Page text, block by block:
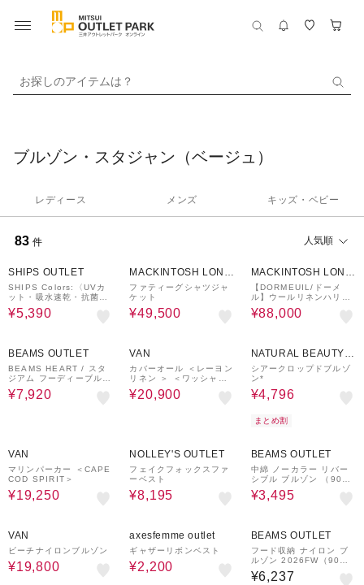
お探しのアイテムは？
ブルゾン・スタジャン（ベージュ）
レディース メンズ キッズ・ベビー
83 件 人気順
SHIPS OUTLET
SHIPS Colors:〈UVカ
ット・吸水速乾・抗菌防
臭〉サーパスウェーブ パ
ーカー◇
¥5,390
MACKINTOSH LOND
ON
ファティーグシャツジャ
ケット
¥49,500
MACKINTOSH LOND
ON
【DORMEUIL/ドーメ
ル】ウールリネンハリン
トンジャケット
¥88,000
BEAMS OUTLET
BEAMS HEART / スタ
ジアム フーディーブルゾ
ン
¥7,920
VAN
カバーオール ＜レーヨン
リネン ＞ ＜ワッシャー
加工 ＞
¥20,900
NATURAL BEAUTY B
ASIC
シアークロップドブルゾ
ン*
¥4,796
まとめ割
VAN
マリンパーカー ＜CAPE
COD SPIRIT＞
¥19,250
NOLLEY'S OUTLET
フェイクフォックスファ
ーベスト
¥8,195
BEAMS OUTLET
中綿 ノーカラー リバー
シブル ブルゾン （90～
150cm）
¥3,495
VAN
ビーチナイロンブルゾン
¥19,800
axesfemme outlet
ギャザーリボンベスト
¥2,200
BEAMS OUTLET
フード収納 ナイロン ブ
ルゾン 2026FW（90～1
50cm） ウィンドブレー
カー 軽アウター 羽織り
¥6,237